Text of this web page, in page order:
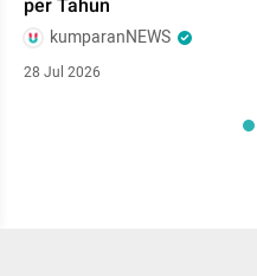
per Tahun
kumparanNEWS
28 Jul 2026